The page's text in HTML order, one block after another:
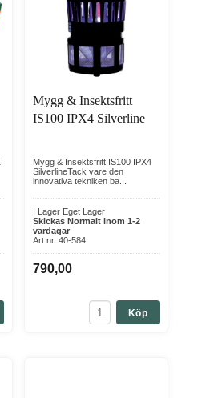
Mygg & Insektsfritt
IS100 IPX4 Silverline
Mygg & Insektsfritt IS100 IPX4
SilverlineTack vare den
innovativa tekniken ba...
I Lager Eget Lager
Skickas Normalt inom 1-2
vardagar
Art nr. 40-584
790,00
Köp